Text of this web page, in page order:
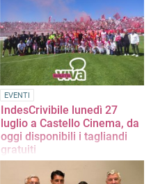
EVENTI
IndesCrivibile lunedì 27
luglio a Castello Cinema, da
oggi disponibili i tagliandi
gratuiti
del Castello fino a esaurimento posti